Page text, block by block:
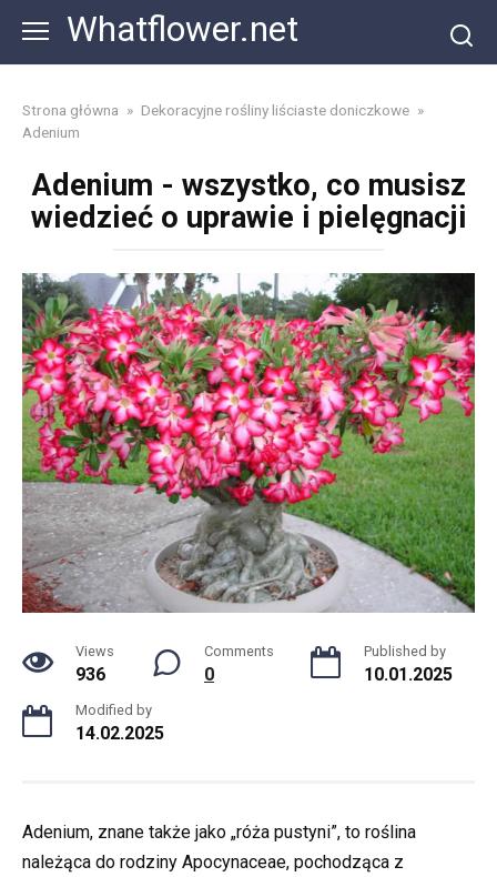
content
Whatflower.net
Strona główna » Dekoracyjne rośliny liściaste doniczkowe »
Adenium
Adenium - wszystko, co musisz
wiedzieć o uprawie i pielęgnacji
Views
936
Comments
0
Published by
10.01.2025
Modified by
14.02.2025
Adenium, znane także jako „róża pustyni”, to roślina
należąca do rodziny Apocynaceae, pochodząca z